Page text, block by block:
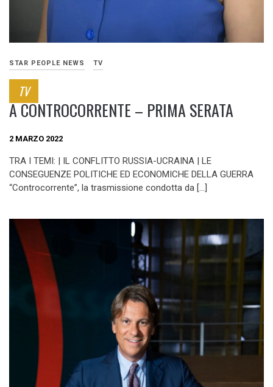
STAR PEOPLE NEWS TV
TV
A CONTROCORRENTE – PRIMA SERATA
2 MARZO 2022
TRA I TEMI: | IL CONFLITTO RUSSIA-UCRAINA | LE
CONSEGUENZE POLITICHE ED ECONOMICHE DELLA GUERRA
“Controcorrente”, la trasmissione condotta da […]